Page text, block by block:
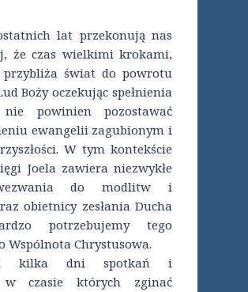
lat przekonują nas
że czas wielkimi krokami,
przybliża świat do powrotu
Boży oczekując spełnienia
powinien pozostawać
ewangelii zagubionym i
W tym kontekście
Joela zawiera niezwykłe
do modlitw i
obietnicy zesłania Ducha
potrzebujemy tego
Wspólnota Chrystusowa.
kilka dni spotkań i
w czasie których zginać